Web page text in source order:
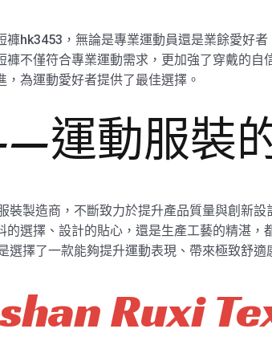
褲hk3453，無論是專業運動員還是業餘愛好
褲不僅符合專業運動需求，更加強了穿戴的
，為運動愛好者提供了最佳選擇。
運動服裝
裝製造商，不斷致力於提升產品質量與創新
的選擇、設計的貼心，還是生產工藝的精湛
選擇了一款能夠提升運動表現、帶來極致舒適
Ruxi